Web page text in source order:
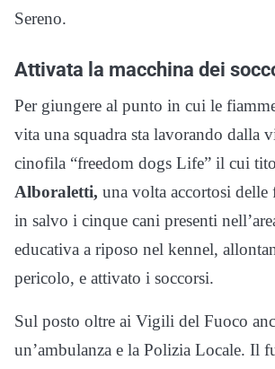
Sereno.
Attivata la macchina dei
Per giungere al punto in cui le
vita una squadra sta lavorando dalla
cinofila “freedom dogs Life” il cui
Alboraletti, una volta accortosi delle
in salvo i cinque cani presenti
educativa a riposo nel kennel,
pericolo, e attivato i soccorsi.
Sul posto oltre ai Vigili del Fuoco
un’ambulanza e la Polizia Locale. Il